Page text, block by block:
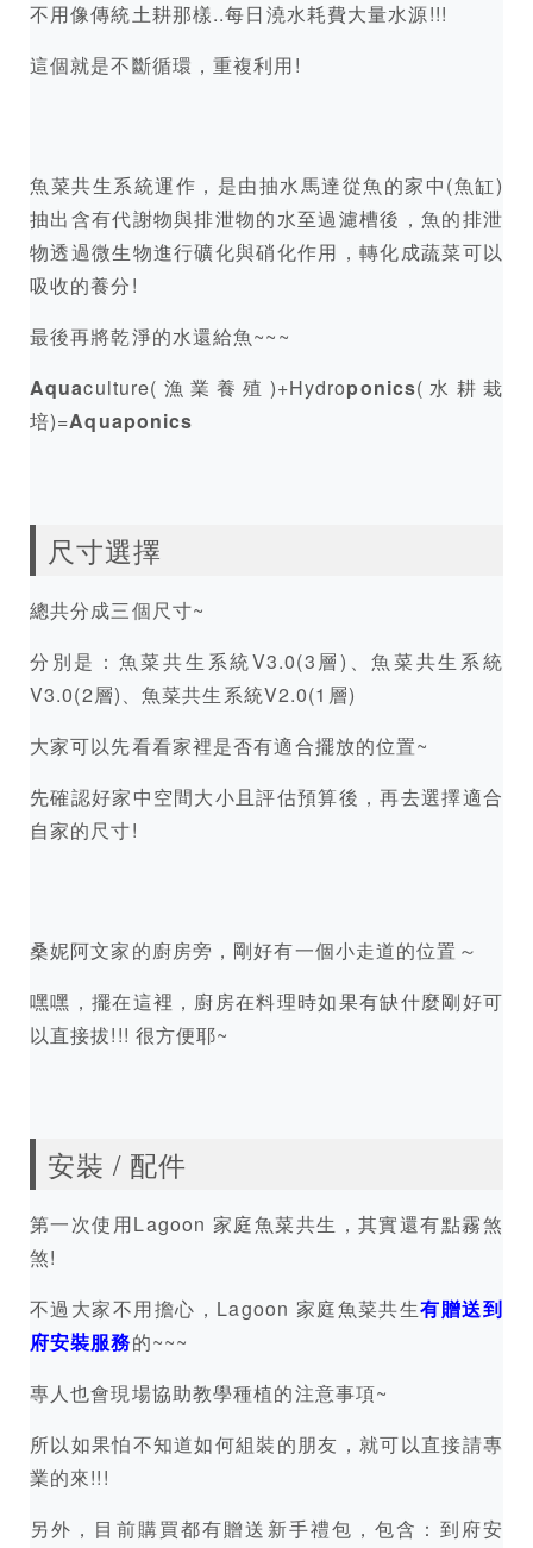
不用像傳統土耕那樣..每日澆水耗費大量水源!!!
這個就是不斷循環，重複利用!
魚菜共生系統運作，是由抽水馬達從魚的家中(魚缸)
抽出含有代謝物與排泄物的水至過濾槽後，魚的排泄
物透過微生物進行礦化與硝化作用，轉化成蔬菜可以
吸收的養分!
最後再將乾淨的水還給魚~~~
Aquaculture(漁業養殖)+Hydroponics(水耕栽
培)=Aquaponics
尺寸選擇
總共分成三個尺寸~
分別是：魚菜共生系統V3.0(3層)、魚菜共生系統
V3.0(2層)、魚菜共生系統V2.0(1層)
大家可以先看看家裡是否有適合擺放的位置~
先確認好家中空間大小且評估預算後，再去選擇適合
自家的尺寸!
桑妮阿文家的廚房旁，剛好有一個小走道的位置～
嘿嘿，擺在這裡，廚房在料理時如果有缺什麼剛好可
以直接拔!!! 很方便耶~
安裝 / 配件
第一次使用Lagoon 家庭魚菜共生，其實還有點霧煞
煞!
不過大家不用擔心，Lagoon 家庭魚菜共生有贈送到
府安裝服務的~~~
專人也會現場協助教學種植的注意事項~
所以如果怕不知道如何組裝的朋友，就可以直接請專
業的來!!!
另外，目前購買都有贈送新手禮包，包含：到府安